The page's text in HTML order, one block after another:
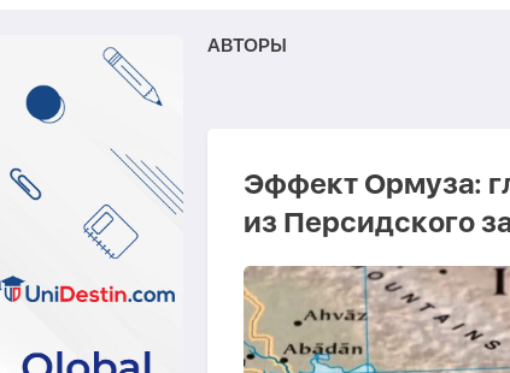
AВТОРЫ
Эффект Ормуза:
из Персидского